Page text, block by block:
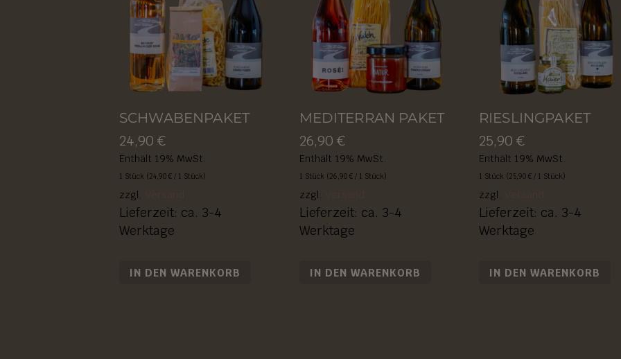
SCHWABENPAKET
24,90 €
Enthält 19% MwSt.
1 Stück (24,90€ / 1 Stück)
zzgl.
Lieferzeit: ca. 3-4
Werktage
IN DEN WARENKORB
MEDITERRAN PAKET
26,90 €
Enthält 19% MwSt.
1 Stück (26,90€/ 1 Stück)
zzgl.
Lieferzeit: ca. 3-4
Werktage
IN DEN WARENKORB
RIESLINGPAKET
25,90 €
Enthält 19% MwSt.
1 Stück (25,90€ / 1 Stück)
zzgl.
Lieferzeit: ca. 3-4
Werktage
IN DEN WARENKORB